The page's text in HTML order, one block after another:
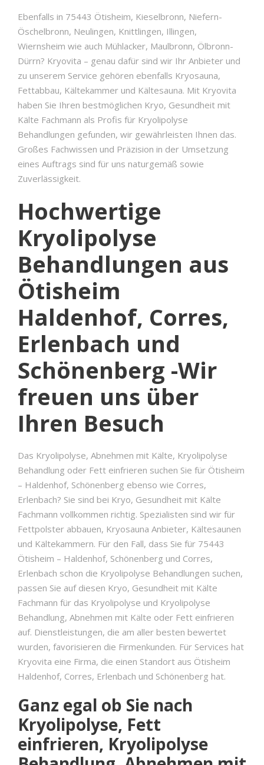
Ebenfalls in 75443 Ötisheim, Kieselbronn, Niefern-
Öschelbronn, Neulingen, Knittlingen, Illingen,
Wiernsheim wie auch Mühlacker, Maulbronn, Ölbronn-
Dürrn? Kryovita – genau dafür sind wir Ihr Anbieter und
zu unserem Service gehören ebenfalls Kryosauna,
Fettabbau, Kältekammer und Kältesauna. Mit Kryovita
haben Sie Ihren bestmöglichen Kryo, Gesundheit mit
Kälte Fachmann als Profis für Kryolipolyse
Behandlungen gefunden, wir gewährleisten Ihnen das.
Großes Fachwissen und Präzision in der Umsetzung
eines Auftrags sind für uns naturgemäß sowie
Zuverlässigkeit.
Hochwertige
Kryolipolyse
Behandlungen aus
Ötisheim
Haldenhof, Corres,
Erlenbach und
Schönenberg -Wir
freuen uns über
Ihren Besuch
Das Kryolipolyse, Abnehmen mit Kälte, Kryolipolyse
Behandlung oder Fett einfrieren suchen Sie für Ötisheim
– Haldenhof, Schönenberg ebenso wie Corres,
Erlenbach? Sie sind bei Kryo, Gesundheit mit Kälte
Fachmann vollkommen richtig. Spezialisten sind wir für
Fettpolster abbauen, Kryosauna Anbieter, Kältesaunen
und Kältekammern. Für den Fall, dass Sie für 75443
Ötisheim – Haldenhof, Schönenberg und Corres,
Erlenbach schon die Kryolipolyse Behandlungen suchen,
passen Sie auf diesen Kryo, Gesundheit mit Kälte
Fachmann für das Kryolipolyse und Kryolipolyse
Behandlung, Abnehmen mit Kälte oder Fett einfrieren
auf. Dienstleistungen, die am aller besten bewertet
wurden, favorisieren die Firmenkunden. Für Services hat
Kryovita eine Firma, die einen Standort aus Ötisheim
Haldenhof, Corres, Erlenbach und Schönenberg hat.
Ganz egal ob Sie nach
Kryolipolyse, Fett
einfrieren, Kryolipolyse